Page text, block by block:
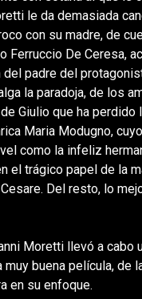
le da demasiada
con su madre, de
Ferruccio De Ceresa,
padre del
la paradoja, de los
Giulio que ha
Maria Modugno,
como la infeliz
el trágico papel de la
Del resto, lo
Moretti llevó a cabo
muy buena película,
en su enfoque.